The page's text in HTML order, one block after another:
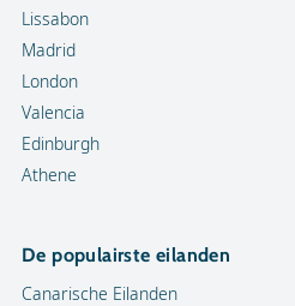
Lissabon
Madrid
London
Valencia
Edinburgh
Athene
De populairste eilanden
Canarische Eilanden